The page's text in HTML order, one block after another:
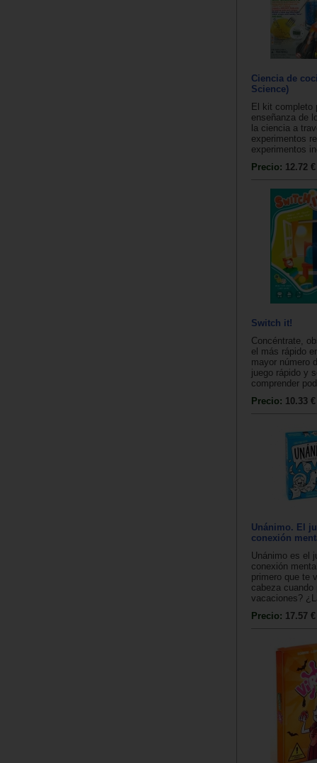
Ciencia de
Science)
El kit completo
enseñanza de
la ciencia a
experimentos
experimentos
Precio: 12.72 €
Switch it!
Concéntrate,
el más rápido
mayor número
juego rápido y
comprender
Precio: 10.33 €
Unánimo. El
conexión
Unánimo es el
conexión
primero que te
cabeza
vacaciones?
Precio: 17.57 €